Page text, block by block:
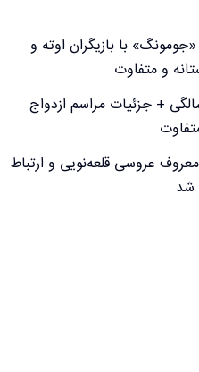
با بازیگران اوته و
دامادی جومونگ در ۳۷ سالگی + جزئیات مراسم ازدواج
عروسی قلعه‌نویی و ارتباط
شد